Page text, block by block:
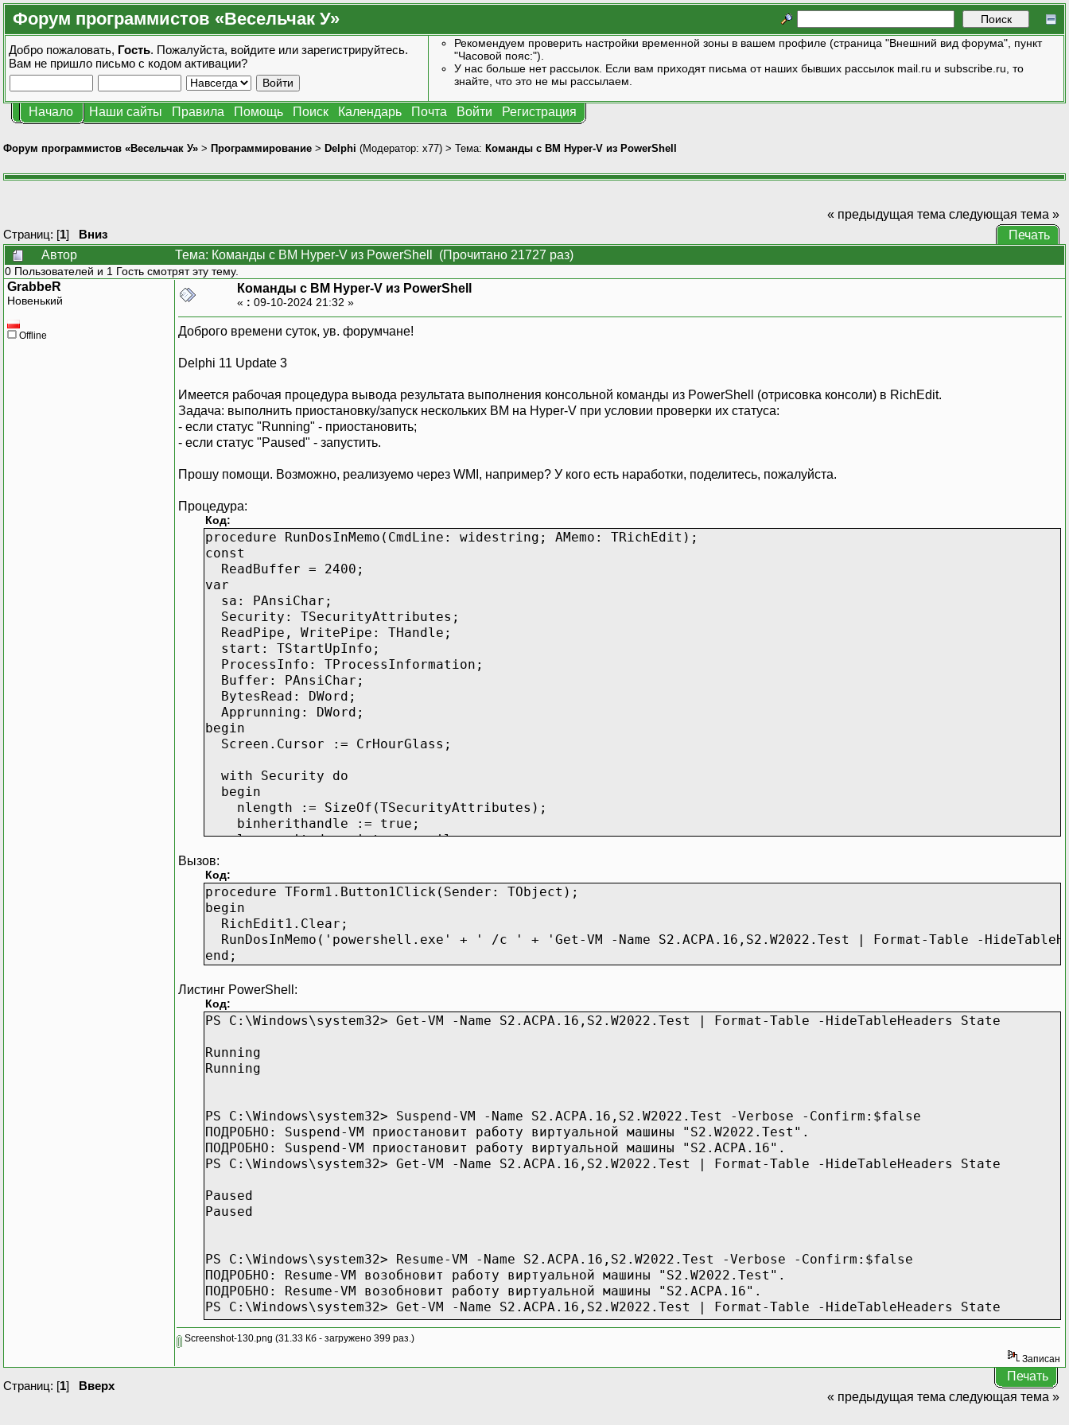
Форум программистов «Весельчак У»
Добро пожаловать, Гость. Пожалуйста, войдите или зарегистрируйтесь.
Вам не пришло письмо с кодом активации?
Рекомендуем проверить настройки временной зоны в вашем профиле (страница "Внешний вид форума", пункт
"Часовой пояс:").
У нас больше нет рассылок. Если вам приходят письма от наших бывших рассылок mail.ru и subscribe.ru, то
знайте, что это не мы рассылаем.
Начало Наши сайты Правила Помощь Поиск Календарь Почта Войти Регистрация
Форум программистов «Весельчак У» > Программирование > Delphi (Модератор: x77) > Тема: Команды с ВМ Hyper-V из PowerShell
Страниц: [1] Вниз
« предыдущая тема следующая тема »
Печать
Автор
Тема: Команды с ВМ Hyper-V из PowerShell (Прочитано 21727 раз)
0 Пользователей и 1 Гость смотрят эту тему.
GrabbeR
Новенький
Offline
Команды с ВМ Hyper-V из PowerShell
« : 09-10-2024 21:32 »
Доброго времени суток, ув. форумчане!
Delphi 11 Update 3
Имеется рабочая процедура вывода результата выполнения консольной команды из PowerShell (отрисовка консоли) в RichEdit.
Задача: выполнить приостановку/запуск нескольких ВМ на Hyper-V при условии проверки их статуса:
- если статус "Running" - приостановить;
- если статус "Paused" - запустить.
Прошу помощи. Возможно, реализуемо через WMI, например? У кого есть наработки, поделитесь, пожалуйста.
Процедура:
Код:
procedure RunDosInMemo(CmdLine: widestring; AMemo: TRichEdit);
const
ReadBuffer = 2400;
var
sa: PAnsiChar;
Security: TSecurityAttributes;
ReadPipe, WritePipe: THandle;
start: TStartUpInfo;
ProcessInfo: TProcessInformation;
Buffer: PAnsiChar;
BytesRead: DWord;
Apprunning: DWord;
begin
Screen.Cursor := CrHourGlass;
with Security do
begin
nlength := SizeOf(TSecurityAttributes);
binherithandle := true;
lpsecuritydescriptor := nil;
end;
if Createpipe(ReadPipe, WritePipe,
@Security, 0) then
begin
Buffer := AllocMem(ReadBuffer + 1);
FillChar(Start, Sizeof(Start), #0);
start.cb := SizeOf(start);
start.hStdOutput := WritePipe;
start.hStdInput := ReadPipe;
// start.dwFlags := STARTF_USESHOWWINDOW;
start.dwFlags := STARTF_USESTDHANDLES +
STARTF_USESHOWWINDOW;
start.wShowWindow := SW_HIDE;
if CreateProcess(nil,
@Security,
@Security,
true,
NORMAL_PRIORITY_CLASS,
nil,
nil,
start,
ProcessInfo) then
repeat
Apprunning := WaitForSingleObject
(ProcessInfo.hProcess, 100);
ReadFile(ReadPipe, Buffer[0],
ReadBuffer, BytesRead, nil);
Buffer[BytesRead] := #0;
sa := PAnsiChar(Buffer);
Вызов:
Код:
procedure TForm1.Button1Click(Sender: TObject);
begin
RichEdit1.Clear;
RunDosInMemo('powershell.exe' + ' /c ' + 'Get-VM -Name S2.ACPA.16,S2.W2022.Test | Format-Table -
end;
Листинг PowerShell:
Код:
PS C:\Windows\system32> Get-VM -Name S2.ACPA.16,S2.W2022.Test | Format-Table -HideTableHeaders State
Running
Running
PS C:\Windows\system32> Suspend-VM -Name S2.ACPA.16,S2.W2022.Test -Verbose -Confirm:$false
ПОДРОБНО: Suspend-VM приостановит работу виртуальной машины "S2.W2022.Test".
ПОДРОБНО: Suspend-VM приостановит работу виртуальной машины "S2.ACPA.16".
PS C:\Windows\system32> Get-VM -Name S2.ACPA.16,S2.W2022.Test | Format-Table -HideTableHeaders State
Paused
Paused
PS C:\Windows\system32> Resume-VM -Name S2.ACPA.16,S2.W2022.Test -Verbose -Confirm:$false
ПОДРОБНО: Resume-VM возобновит работу виртуальной машины "S2.W2022.Test".
ПОДРОБНО: Resume-VM возобновит работу виртуальной машины "S2.ACPA.16".
PS C:\Windows\system32> Get-VM -Name S2.ACPA.16,S2.W2022.Test | Format-Table -HideTableHeaders State
Running
Screenshot-130.png (31.33 Кб - загружено 399 раз.)
Записан
Страниц: [1] Вверх
Печать
« предыдущая тема следующая тема »